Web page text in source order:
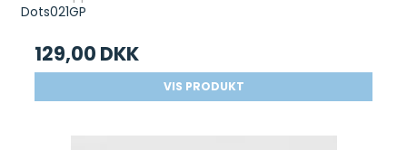
Dots021GP
129,00 DKK
VIS PRODUKT